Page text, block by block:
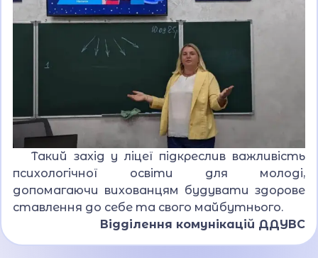
Такий захід у ліцеї підкреслив важливість
психологічної освіти для молоді,
допомагаючи вихованцям будувати здорове
ставлення до себе та свого майбутнього.
Відділення комунікацій ДДУВС